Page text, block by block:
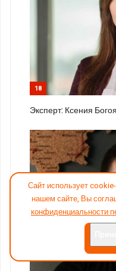
18
Эксперт: Ксения
Сайт использует
нашем сайте, Вы
конфиденциальности